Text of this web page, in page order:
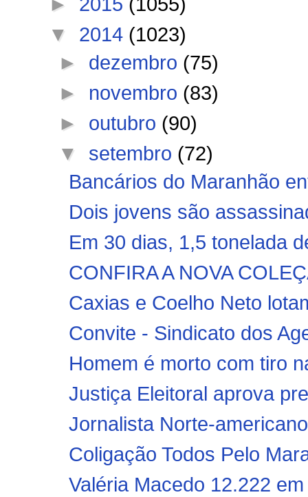
▼ 2014 (1023)
► dezembro (75)
► novembro (83)
► outubro (90)
▼ setembro (72)
Bancários do Maranhão
Dois jovens são
Em 30 dias, 1,5 tonelada
CONFIRA A NOVA
Caxias e Coelho Neto
Convite - Sindicato dos
Homem é morto com tiro
Justiça Eleitoral aprova
Jornalista Norte-
Coligação Todos Pelo
Valéria Macedo 12.222